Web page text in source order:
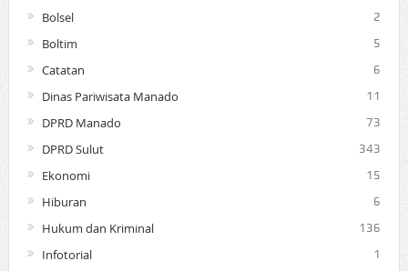
Bolsel 2
Boltim 5
Catatan 6
Dinas Pariwisata Manado 11
DPRD Manado 73
DPRD Sulut 343
Ekonomi 15
Hiburan 6
Hukum dan Kriminal 136
Infotorial 1